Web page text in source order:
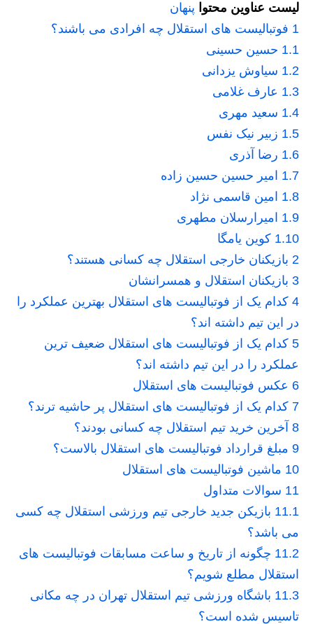
لیست عناوین محتوا پنهان
1 فوتبالیست های استقلال چه افرادی می باشند؟
1.1 حسین حسینی
1.2 سیاوش یزدانی
1.3 عارف غلامی
1.4 سعید مهری
1.5 زبیر نیک نفس
1.6 رضا آذری
1.7 امیر حسین حسین زاده
1.8 امین قاسمی نژاد
1.9 امیرارسلان مطهری
1.10 کوین یامگا
2 بازیکنان خارجی استقلال چه کسانی هستند؟
3 بازیکنان استقلال و همسرانشان
4 کدام یک از فوتبالیست های استقلال بهترین عملکرد را
در این تیم داشته اند؟
5 کدام یک از فوتبالیست های استقلال ضعیف ترین
عملکرد را در این تیم داشته اند؟
6 عکس فوتبالیست های استقلال
7 کدام یک از فوتبالیست های استقلال پر حاشیه ترند؟
8 آخرین خرید تیم استقلال چه کسانی بودند؟
9 مبلغ قرارداد فوتبالیست های استقلال بالاست؟
10 ماشین فوتبالیست های استقلال
11 سوالات متداول
11.1 بازیکن جدید خارجی تیم ورزشی استقلال چه کسی
می باشد؟
11.2 چگونه از تاریخ و ساعت مسابقات فوتبالیست های
استقلال مطلع شویم؟
11.3 باشگاه ورزشی تیم استقلال تهران در چه مکانی
تاسیس شده است؟